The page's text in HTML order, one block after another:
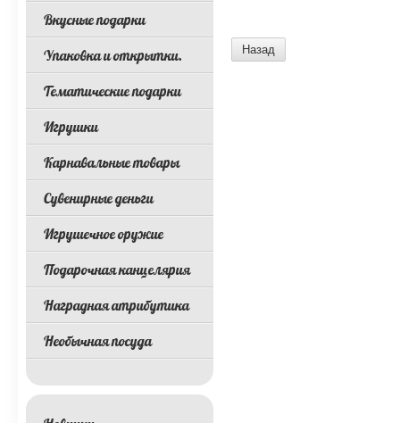
Назад
Вкусные подарки
Упаковка и открытки.
Тематические подарки
Игрушки
Карнавальные товары
Сувенирные деньги
Игрушечное оружие
Подарочная канцелярия
Наградная атрибутика
Необычная посуда